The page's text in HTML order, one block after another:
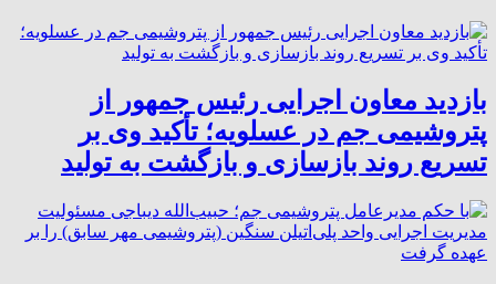
بازدید معاون اجرایی رئیس جمهور از
پتروشیمی جم در عسلویه؛ تأکید وی بر
تسریع روند بازسازی و بازگشت به تولید